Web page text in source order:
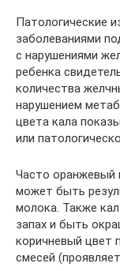
Патологические
заболеваниями
с нарушениями
ребенка
количества
нарушением
цвета кала
или
Часто оранжевый
может быть
молока. Также
запах и быть
коричневый цвет
смесей